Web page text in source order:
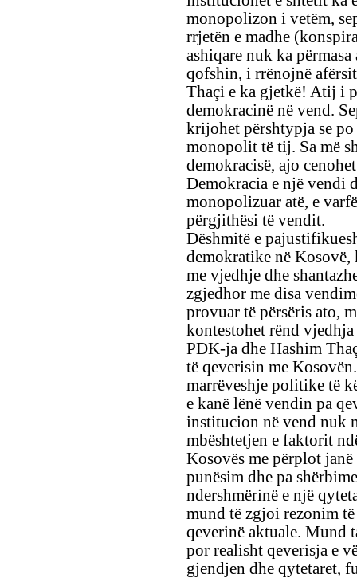
monopolizon i vetëm,
rrjetën e madhe
ashiqare nuk ka
qofshin, i rrënojnë
Thaçi e ka gjetkë! Atij i
demokracinë në vend.
krijohet përshtypja se
monopolit të tij. Sa më
demokracisë, ajo
Demokracia e një vendi
monopolizuar atë, e
përgjithësi të vendit.
Dëshmitë e
demokratike në Kosovë,
me vjedhje dhe
zgjedhor me disa
provuar të përsëris ato,
kontestohet rënd
PDK-ja dhe Hashim
të qeverisin me
marrëveshje politike të
e kanë lënë vendin pa
institucion në vend nuk
mbështetjen e faktorit
Kosovës me përplot
punësim dhe pa
ndershmërinë e një
mund të zgjoi rezonim
qeverinë aktuale. Mund
por realisht qeverisja e
gjendjen dhe qytetaret,